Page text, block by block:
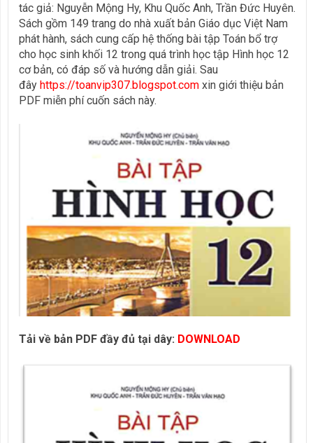
tác giả: Nguyễn Mộng Hy, Khu Quốc Anh, Trần Đức Huyên.
Sách gồm 149 trang do nhà xuất bản Giáo dục Việt Nam
phát hành, sách cung cấp hệ thống bài tập Toán bổ trợ
cho học sinh khối 12 trong quá trình học tập Hình học 12
cơ bản, có đáp số và hướng dẫn giải. Sau
đây https://toanvip307.blogspot.com xin giới thiệu bản
PDF miễn phí cuốn sách này.
Tải về bản PDF đầy đủ tại dây: DOWNLOAD